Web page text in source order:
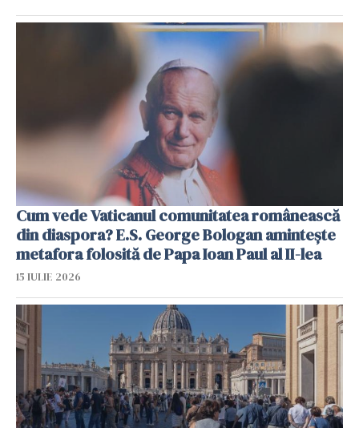
Cum vede Vaticanul comunitatea românească
din diaspora? E.S. George Bologan amintește
metafora folosită de Papa Ioan Paul al II-lea
15 IULIE 2026